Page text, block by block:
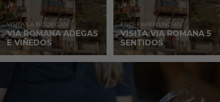
VISITAS A BODEGAS
VIA ROMANA ADEGAS
E VIÑEDOS
ENO-EXPERIENCIAS
VISITA VIA ROMANA 5
SENTIDOS